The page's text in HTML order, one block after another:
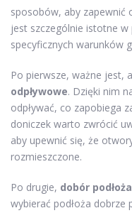
sposobów, aby zapewnić
jest szczególnie istotne
specyficznych warunków
Po pierwsze, ważne jest,
odpływowe. Dzięki nim
odpływać, co zapobiega
doniczek warto zwrócić
aby upewnić się, że
rozmieszczone.
Po drugie, dobór podłoża
wybierać podłoża dobrze